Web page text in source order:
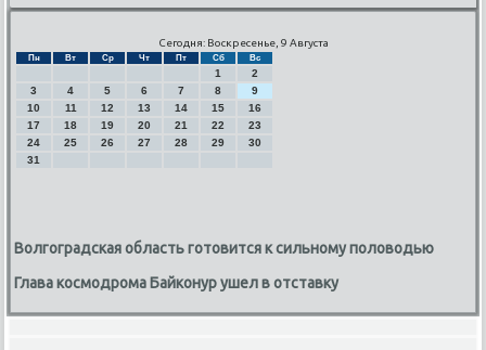
Сегодня: Воскресенье, 9 Августа
Пн Вт Ср Чт Пт Сб Вс
1
2
3
4 5 6 7 8
9
10
11 12 13 14 15
16
17
18 19 20 21 22
23
24
25 26 27 28 29
30
31
Волгоградская область готовится к сильному половодью
Глава космодрома Байконур ушел в отставку